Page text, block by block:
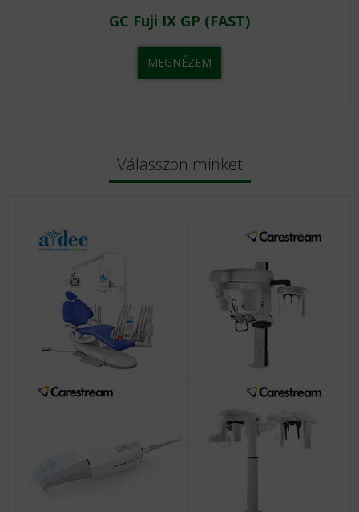
GC Fuji IX GP (FAST)
MEGNÉZEM
Válasszon minket